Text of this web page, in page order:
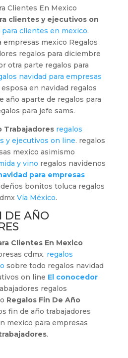
Clientes En Mexico
clientes y ejecutivos on
para clientes en mexico.
empresas mexico Regalos
regalos para diciembre
otra parte regalos para
navidad para empresas
en navidad regalos
año aparte de regalos para
para jefe sams.
Trabajadores regalos
y ejecutivos on line. regalos
mexico asimismo
y vino regalos navidenos
para empresas
bonitos toluca regalos
Vía México.
DE AÑO
Clientes En Mexico
cdmx. regalos
sobre todo regalos navidad
on line El conocedor
regalos
Regalos Fin De Año
fin de año trabajadores
mexico para empresas
.